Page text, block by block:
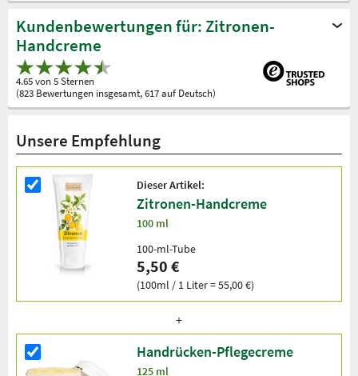
Kundenbewertungen für: Zitronen-
Handcreme
4.65 von 5 Sternen
(823 Bewertungen insgesamt, 617 auf Deutsch)
Unsere Empfehlung
Dieser Artikel:
Zitronen-Handcreme
100 ml
100-ml-Tube
5,50 €
(100ml / 1 Liter = 55,00 €)
Handrücken-Pflegecreme
125 ml